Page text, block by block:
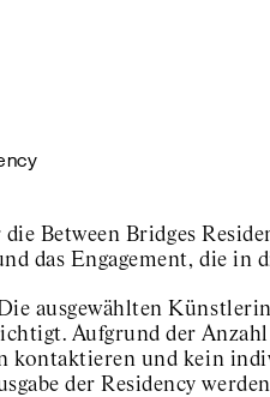
Between Bridges
das Engagement, die in
ausgewählten
Aufgrund der
kontaktieren und kein
der Residency